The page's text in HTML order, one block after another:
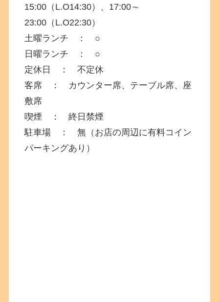
15:00（L.O14:30）、17:00～
23:00（L.O22:30）
土曜ランチ ： ○
日曜ランチ ： ○
定休日 ： 不定休
客席 ： カウンター席、テーブル席、座
敷席
喫煙 ： 終日禁煙
駐車場 ： 無（お店の周辺に有料コイン
パーキングあり）